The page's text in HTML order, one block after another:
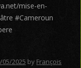
mise-en-
#Cameroun
05/2025 by François